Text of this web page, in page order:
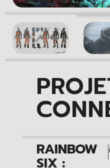
RAINBOW
SIX : |